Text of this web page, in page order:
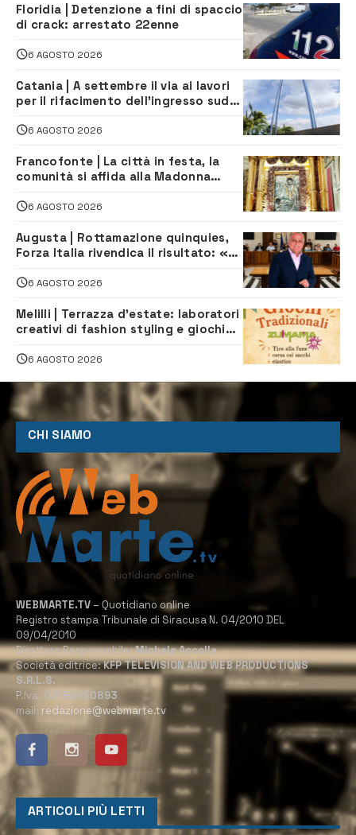
Floridia | Detenzione a fini di spaccio
di crack: arrestato 22enne
6 AGOSTO 2026
Catania | A settembre il via ai lavori
per il rifacimento dell’ingresso sud
6 AGOSTO 2026
Francofonte | La città in festa, la
comunità si affida alla Madonna
6 AGOSTO 2026
Augusta | Rottamazione quinquies,
Forza Italia rivendica il risultato: «La
6 AGOSTO 2026
Melilli | Terrazza d’estate: laboratori
creativi di fashion styling e giochi
iscriversi
6 AGOSTO 2026
CHI SIAMO
WEBMARTE.TV – Quotidiano online
Registro stampa Tribunale di Siracusa N. 04/2010 DEL
09/04/2010
Direttore Responsabile:Michele Accolla
Società editrice:KFP TELEVISION AND WEB PRODUCTIONS
S.R.L.S.
P.Iva: 02184950893
mail: redazione@webmarte.tv
ARTICOLI PIÙ LETTI